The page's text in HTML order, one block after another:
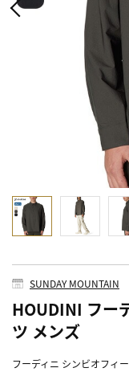
SUNDAY MOUNTAIN
HOUDINI フー
ツ メンズ
フーディニ シンビオフィ